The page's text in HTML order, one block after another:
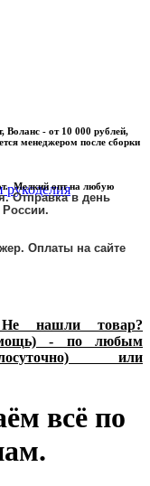
- от 10 000 рублей,
менеджером после сборки
Мелкий опт на любую
Отправка в день
России.
Оплаты на сайте
Не нашли товар?
- по любым
или
всё по